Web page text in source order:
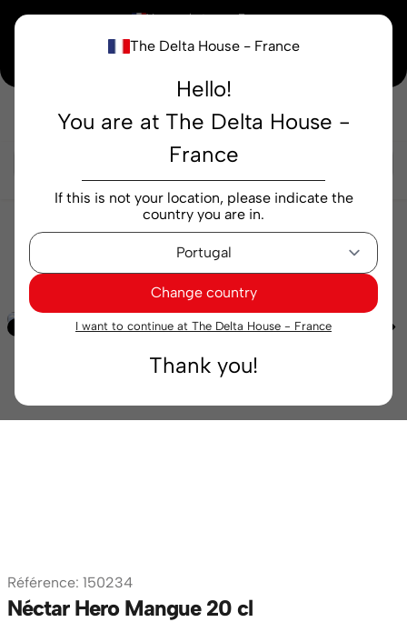
The Delta House - France
Hello!
You are at The Delta House -
France
If this is not your location, please indicate the
country you are in.
Change country
I want to continue at The Delta House - France
Thank you!
× Vous achetez en France
Notre nouvelle maison peaufine encore ses derniers détails. Merci de votre
Boissons Jus et nectars
Néctar Hero Mangue
Référence: 150234
Néctar Hero Mangue 20 cl